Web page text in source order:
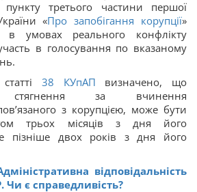
третього частини першої
«Про запобігання корупції»
умовах реального конфлікту
в голосування по вказаному
38 КУпАП визначено, що
стягнення за вчинення
з корупцією, може бути
трьох місяців з дня його
пізніше двох років з дня його
відповідальність
є справедливість?